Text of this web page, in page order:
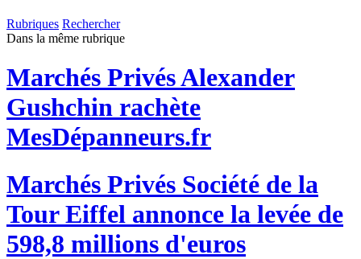
Rubriques Rechercher
Dans la même rubrique
Marchés PrivésAlexander
Gushchin rachète
MesDépanneurs.fr
Marchés Privés Société de la
Tour Eiffel annonce la levée de
598,8 millions d'euros